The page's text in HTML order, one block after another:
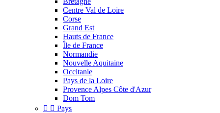
Centre Val de Loire
Corse
Grand Est
Hauts de France
Île de France
Normandie
Nouvelle Aquitaine
Occitanie
Pays de la Loire
Provence Alpes Côte d'Azur
Dom Tom
  Pays